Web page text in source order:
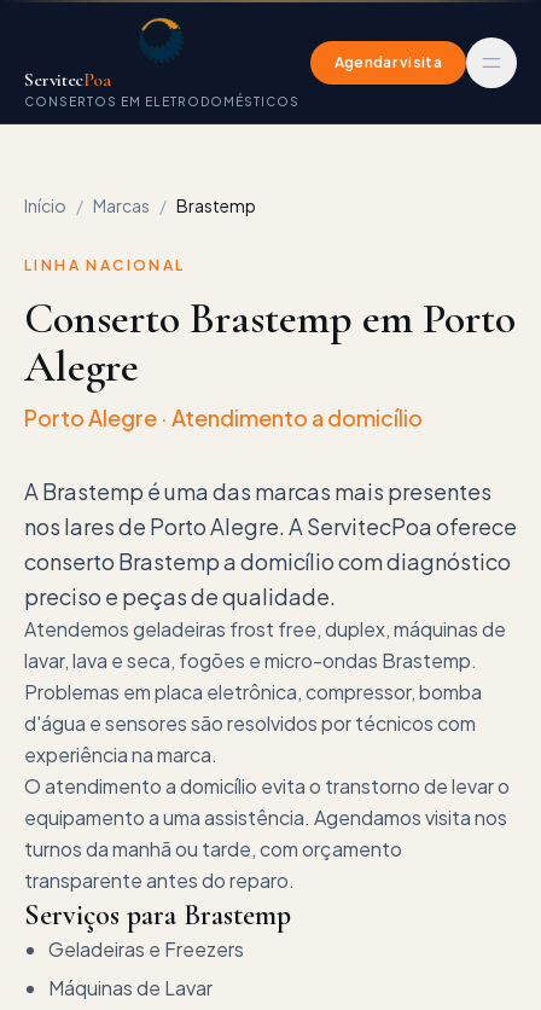
ServitecPoa
CONSERTOS EM ELETRODOMÉSTICOS
Agendar visita
Início / Marcas / Brastemp
LINHA NACIONAL
Conserto Brastemp em Porto
Alegre
Porto Alegre · Atendimento a domicílio
A Brastemp é uma das marcas mais presentes
nos lares de Porto Alegre. A ServitecPoa oferece
conserto Brastemp a domicílio com diagnóstico
preciso e peças de qualidade.
Atendemos geladeiras frost free, duplex, máquinas de
lavar, lava e seca, fogões e micro-ondas Brastemp.
Problemas em placa eletrônica, compressor, bomba
d'água e sensores são resolvidos por técnicos com
experiência na marca.
O atendimento a domicílio evita o transtorno de levar o
equipamento a uma assistência. Agendamos visita nos
turnos da manhã ou tarde, com orçamento
transparente antes do reparo.
Serviços para Brastemp
Geladeiras e Freezers
Máquinas de Lavar